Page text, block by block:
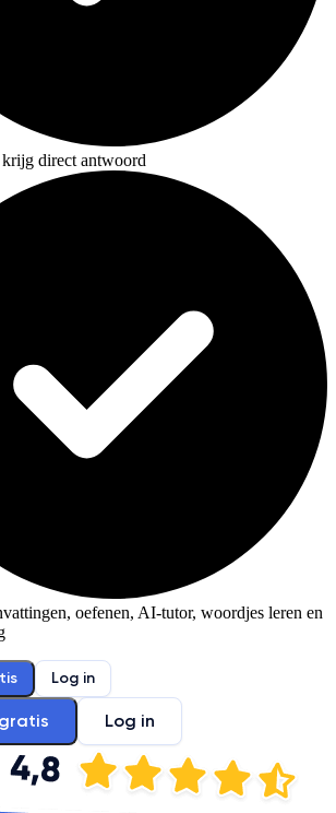
krijg direct antwoord
oefenen, AI-tutor, woordjes leren en
Log in
Log in